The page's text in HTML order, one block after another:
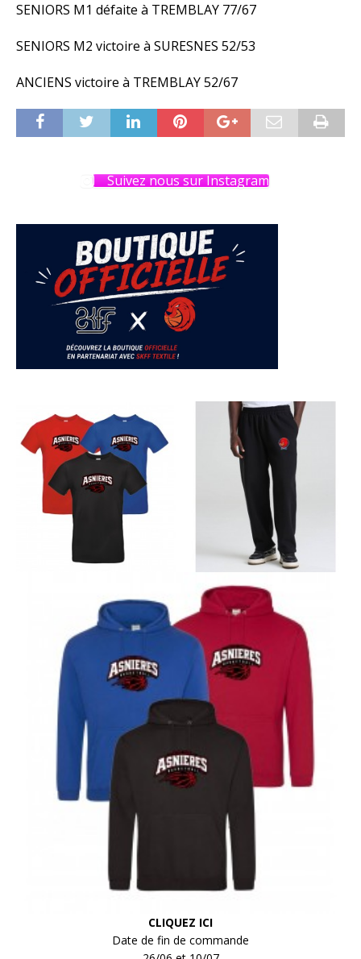
SENIORS M1 défaite à TREMBLAY 77/67
SENIORS M2 victoire à SURESNES 52/53
ANCIENS victoire à TREMBLAY 52/67
Suivez nous sur Instagram
CLIQUEZ ICI
Date de fin de commande